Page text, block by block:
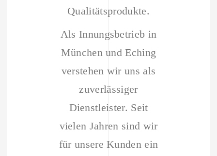
Qualitätsprodukte.
Als Innungsbetrieb in
München und Eching
verstehen wir uns als
zuverlässiger
Dienstleister. Seit
vielen Jahren sind wir
für unsere Kunden ein